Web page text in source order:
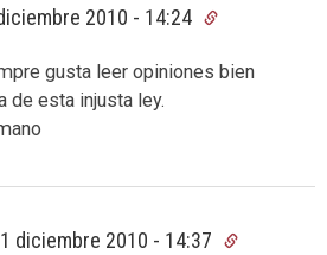
2010 - 14:24
gusta leer opiniones bien
de esta injusta ley.
diciembre 2010 - 14:37